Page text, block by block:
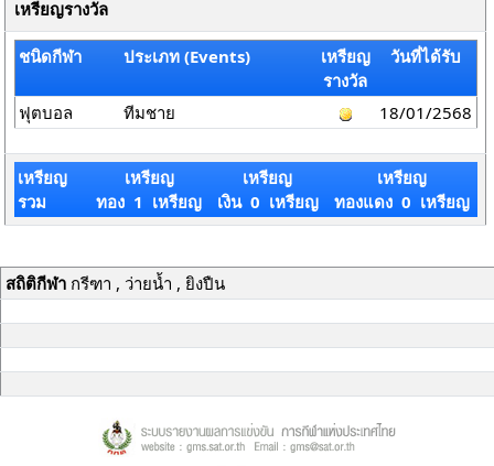
เหรียญรางวัล
ชนิดกีฬา ประเภท (Events)
เหรียญ
รางวัล
วันที่ได้รับ
ฟุตบอล ทีมชาย 18/01/2568
เหรียญ
รวม
เหรียญ
ทอง 1 เหรียญ
เหรียญ
เงิน 0 เหรียญ
เหรียญ
ทองแดง 0 เหรียญ
สถิติกีฬากรีฑา , ว่ายน้ำ , ยิงปืน